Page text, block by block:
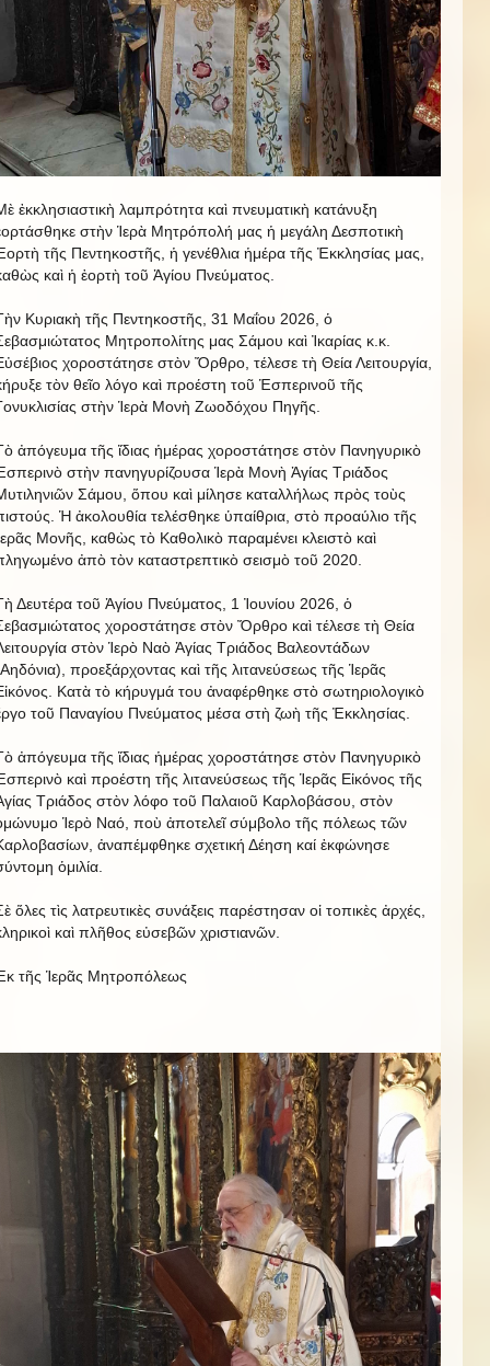
ἐκκλησιαστικὴ λαμπρότητα καὶ πνευματικὴ κατάνυξη
στὴν Ἱερὰ Μητρόπολή μας ἡ μεγάλη Δεσποτικὴ
τῆς Πεντηκοστῆς, ἡ γενέθλια ἡμέρα τῆς Ἐκκλησίας μας,
καὶ ἡ ἑορτὴ τοῦ Ἁγίου Πνεύματος.
Κυριακὴ τῆς Πεντηκοστῆς, 31 Μαΐου 2026, ὁ
Μητροπολίτης μας Σάμου καὶ Ἰκαρίας κ.κ.
χοροστάτησε στὸν Ὄρθρο, τέλεσε τὴ Θεία Λειτουργία,
τὸν θεῖο λόγο καὶ προέστη τοῦ Ἑσπερινοῦ τῆς
στὴν Ἱερὰ Μονὴ Ζωοδόχου Πηγῆς.
ἀπόγευμα τῆς ἴδιας ἡμέρας χοροστάτησε στὸν Πανηγυρικὸ
στὴν πανηγυρίζουσα Ἱερὰ Μονὴ Ἁγίας Τριάδος
Σάμου, ὅπου καὶ μίλησε καταλλήλως πρὸς τοὺς
Ἡ ἀκολουθία τελέσθηκε ὑπαίθρια, στὸ προαύλιο τῆς
Μονῆς, καθὼς τὸ Καθολικὸ παραμένει κλειστὸ καὶ
ἀπὸ τὸν καταστρεπτικὸ σεισμὸ τοῦ 2020.
Δευτέρα τοῦ Ἁγίου Πνεύματος, 1 Ἰουνίου 2026, ὁ
χοροστάτησε στὸν Ὄρθρο καὶ τέλεσε τὴ Θεία
στὸν Ἱερὸ Ναὸ Ἁγίας Τριάδος Βαλεοντάδων
προεξάρχοντας καὶ τῆς λιτανεύσεως τῆς Ἱερᾶς
Κατὰ τὸ κήρυγμά του ἀναφέρθηκε στὸ σωτηριολογικὸ
τοῦ Παναγίου Πνεύματος μέσα στὴ ζωὴ τῆς Ἐκκλησίας.
ἀπόγευμα τῆς ἴδιας ἡμέρας χοροστάτησε στὸν Πανηγυρικὸ
καὶ προέστη τῆς λιτανεύσεως τῆς Ἱερᾶς Εἰκόνος τῆς
Τριάδος στὸν λόφο τοῦ Παλαιοῦ Καρλοβάσου, στὸν
Ἱερὸ Ναό, ποὺ ἀποτελεῖ σύμβολο τῆς πόλεως τῶν
ἀναπέμφθηκε σχετική Δέηση καί ἐκφώνησε
ὁμιλία.
ὅλες τὶς λατρευτικὲς συνάξεις παρέστησαν οἱ τοπικὲς ἀρχές,
καὶ πλῆθος εὐσεβῶν χριστιανῶν.
τῆς Ἱερᾶς Μητροπόλεως